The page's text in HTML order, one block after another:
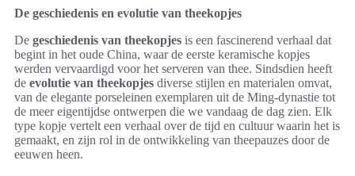
De geschiedenis en evolutie van theekopjes
De geschiedenis van theekopjes is een fascinerend verhaal dat
begint in het oude China, waar de eerste keramische kopjes
werden vervaardigd voor het serveren van thee. Sindsdien heeft
de evolutie van theekopjes diverse stijlen en materialen omvat,
van de elegante porseleinen exemplaren uit de Ming-dynastie tot
de meer eigentijdse ontwerpen die we vandaag de dag zien. Elk
type kopje vertelt een verhaal over de tijd en cultuur waarin het is
gemaakt, en zijn rol in de ontwikkeling van theepauzes door de
eeuwen heen.